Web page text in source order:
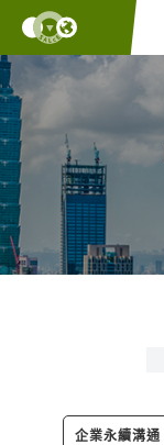
企業永續溝通